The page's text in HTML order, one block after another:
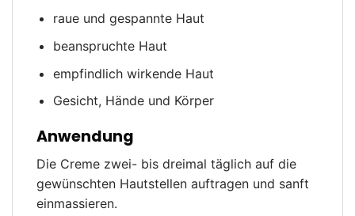
raue und gespannte Haut
beanspruchte Haut
empfindlich wirkende Haut
Gesicht, Hände und Körper
Anwendung
Die Creme zwei- bis dreimal täglich auf die
gewünschten Hautstellen auftragen und sanft
einmassieren.